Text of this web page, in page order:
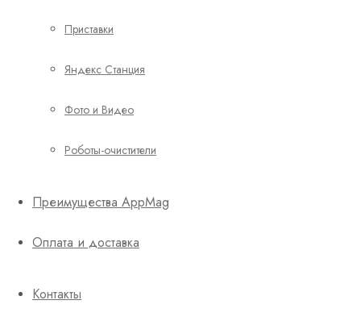
Приставки
Яндекс Станция
Фото и Видео
Роботы-очистители
Преимущества AppMag
Оплата и доставка
Контакты